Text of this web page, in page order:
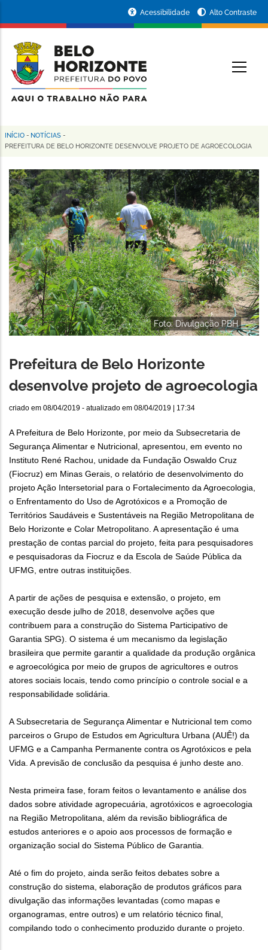
conteúdo
principal
da
Prefeitura
de
Horizonte
Acessibilidade Alto Contraste
Trilha
navegação
INÍCIO - NOTÍCIAS -
PREFEITURA DE BELO HORIZONTE DESENVOLVE PROJETO DE AGROECOLOGIA
Foto: Divulgação PBH
Prefeitura de Belo Horizonte
desenvolve projeto de agroecologia
criado em 08/04/2019 - atualizado em 08/04/2019 | 17:34
A Prefeitura de Belo Horizonte, por meio da Subsecretaria de
Segurança Alimentar e Nutricional, apresentou, em evento no
Instituto René Rachou, unidade da Fundação Oswaldo Cruz
(Fiocruz) em Minas Gerais, o relatório de desenvolvimento do
projeto Ação Intersetorial para o Fortalecimento da Agroecologia,
o Enfrentamento do Uso de Agrotóxicos e a Promoção de
Territórios Saudáveis e Sustentáveis na Região Metropolitana de
Belo Horizonte e Colar Metropolitano. A apresentação é uma
prestação de contas parcial do projeto, feita para pesquisadores
e pesquisadoras da Fiocruz e da Escola de Saúde Pública da
UFMG, entre outras instituições.
A partir de ações de pesquisa e extensão, o projeto, em
execução desde julho de 2018, desenvolve ações que
contribuem para a construção do Sistema Participativo de
Garantia SPG). O sistema é um mecanismo da legislação
brasileira que permite garantir a qualidade da produção orgânica
e agroecológica por meio de grupos de agricultores e outros
atores sociais locais, tendo como princípio o controle social e a
responsabilidade solidária.
A Subsecretaria de Segurança Alimentar e Nutricional tem como
parceiros o Grupo de Estudos em Agricultura Urbana (AUÊ!) da
UFMG e a Campanha Permanente contra os Agrotóxicos e pela
Vida. A previsão de conclusão da pesquisa é junho deste ano.
Nesta primeira fase, foram feitos o levantamento e análise dos
dados sobre atividade agropecuária, agrotóxicos e agroecologia
na Região Metropolitana, além da revisão bibliográfica de
estudos anteriores e o apoio aos processos de formação e
organização social do Sistema Público de Garantia.
Até o fim do projeto, ainda serão feitos debates sobre a
construção do sistema, elaboração de produtos gráficos para
divulgação das informações levantadas (como mapas e
organogramas, entre outros) e um relatório técnico final,
compilando todo o conhecimento produzido durante o projeto.